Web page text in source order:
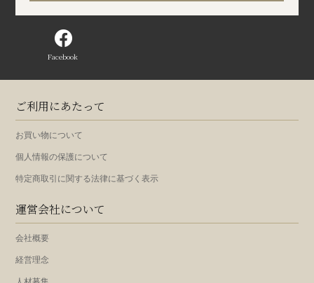
Facebook
ご利用にあたって
お買い物について
個人情報の保護について
特定商取引に関する法律に基づく表示
運営会社について
会社概要
経営理念